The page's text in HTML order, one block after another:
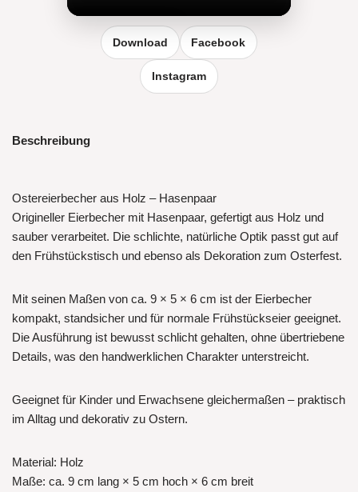
Reel vergrößern
Download Facebook
Instagram
Beschreibung
Ostereierbecher aus Holz – Hasenpaar
Origineller Eierbecher mit Hasenpaar, gefertigt aus Holz und
sauber verarbeitet. Die schlichte, natürliche Optik passt gut auf
den Frühstückstisch und ebenso als Dekoration zum Osterfest.
Mit seinen Maßen von ca. 9 × 5 × 6 cm ist der Eierbecher
kompakt, standsicher und für normale Frühstückseier geeignet.
Die Ausführung ist bewusst schlicht gehalten, ohne übertriebene
Details, was den handwerklichen Charakter unterstreicht.
Geeignet für Kinder und Erwachsene gleichermaßen – praktisch
im Alltag und dekorativ zu Ostern.
Material: Holz
Maße: ca. 9 cm lang × 5 cm hoch × 6 cm breit